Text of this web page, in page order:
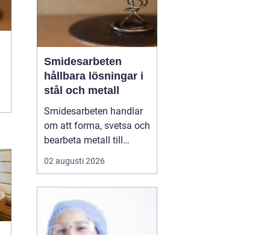
Smidesarbeten
hållbara lösningar i
stål och metall
Smidesarbeten handlar
om att forma, svetsa och
bearbeta metall till
starka och hållbara
konstruktioner. Det kan
trappor till stora
stålkonstruktioner i
industrin. När smidet
02 augusti 2026